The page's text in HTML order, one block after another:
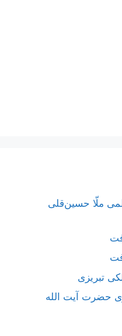
ملّا حسین‌قلی
تبریزی
حضرت آیت الله